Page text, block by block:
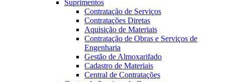
Suprimentos
Contratação de Serviços
Contratações Diretas
Aquisição de Materiais
Contratação de Obras e Serviços de
Engenharia
Gestão de Almoxarifado
Cadastro de Materiais
Central de Contratações